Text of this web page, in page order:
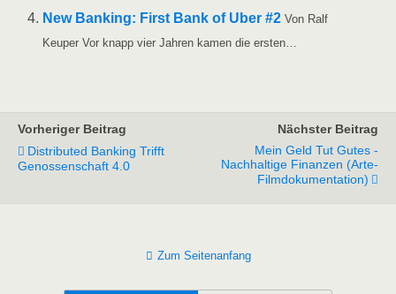
New Ban­king: First Bank of Uber #2 Von Ralf
Keu­per Vor knapp vier Jah­ren kamen die ersten…
Vorheriger Beitrag
Distributed Banking Trifft
Genossenschaft 4.0
Nächster Beitrag
Mein Geld Tut Gutes -
Nachhaltige Finanzen (arte-
Filmdokumentation)
Zum Seitenanfang